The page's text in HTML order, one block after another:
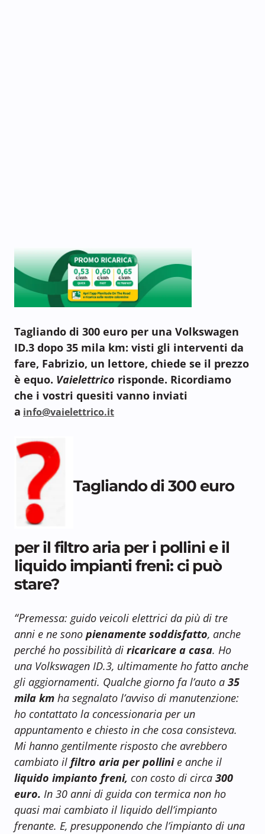
Tagliando di 300 euro per una Volkswagen
ID.3 dopo 35 mila km: visti gli interventi da
fare, Fabrizio, un lettore, chiede se il prezzo
è equo. Vaielettrico risponde. Ricordiamo
che i vostri quesiti vanno inviati
a info@vaielettrico.it
Tagliando di 300 euro
per il filtro aria per i pollini e il
liquido impianti freni: ci può
stare?
“Premessa: guido veicoli elettrici da più di tre
anni e ne sono pienamente soddisfatto, anche
perché ho possibilità di ricaricare a casa. Ho
una Volkswagen ID.3, ultimamente ho fatto anche
gli aggiornamenti. Qualche giorno fa l’auto a 35
mila km ha segnalato l’avviso di manutenzione:
ho contattato la concessionaria per un
appuntamento e chiesto in che cosa consisteva.
Mi hanno gentilmente risposto che avrebbero
cambiato il filtro aria per pollinie anche il
liquido impianto freni, con costo di circa 300
euro. In 30 anni di guida con termica non ho
quasi mai cambiato il liquido dell’impianto
frenante. E, presupponendo che l’impianto di una